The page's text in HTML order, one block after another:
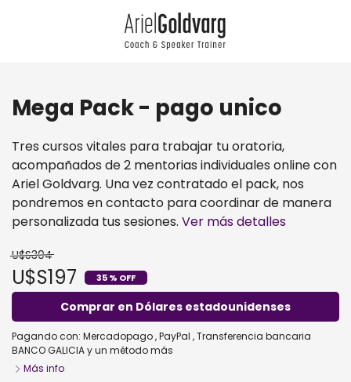
Mega Pack - pago unico
Tres cursos vitales para trabajar tu oratoria,
acompañados de 2 mentorias individuales online con
Ariel Goldvarg. Una vez contratado el pack, nos
pondremos en contacto para coordinar de manera
personalizada tus sesiones. Ver más detalles
U$S304
U$S197 35 % OFF
Comprar en Dólares estadounidenses
Pagando con: Mercadopago,PayPal ,Transferencia bancaria
BANCO GALICIAy un método más
Más info